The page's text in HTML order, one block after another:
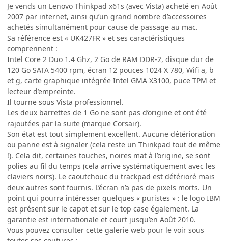
Je vends un Lenovo Thinkpad x61s (avec Vista) acheté en Août
2007 par internet, ainsi qu’un grand nombre d’accessoires
achetés simultanément pour cause de passage au mac.
Sa référence est « UK427FR » et ses caractéristiques
comprennent :
Intel Core 2 Duo 1.4 Ghz, 2 Go de RAM DDR-2, disque dur de
120 Go SATA 5400 rpm, écran 12 pouces 1024 X 780, Wifi a, b
et g, carte graphique intégrée Intel GMA X3100, puce TPM et
lecteur d’empreinte.
Il tourne sous Vista professionnel.
Les deux barrettes de 1 Go ne sont pas d’origine et ont été
rajoutées par la suite (marque Corsair).
Son état est tout simplement excellent. Aucune détérioration
ou panne est à signaler (cela reste un Thinkpad tout de même
!). Cela dit, certaines touches, noires mat à l’origine, se sont
polies au fil du temps (cela arrive systématiquement avec les
claviers noirs). Le caoutchouc du trackpad est détérioré mais
deux autres sont fournis. L’écran n’a pas de pixels morts. Un
point qui pourra intéresser quelques « puristes » : le logo IBM
est présent sur le capot et sur le top case également. La
garantie est internationale et court jusqu’en Août 2010.
Vous pouvez consulter cette galerie web pour le voir sous